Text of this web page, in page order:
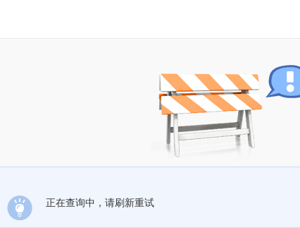
正在查询中，请刷新重试